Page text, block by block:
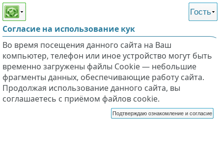
Этот сайт поддерживает
слабовидящих
Гость
Согласие на использование кук
Во время посещения данного сайта на Ваш
компьютер, телефон или иное устройство могут быть
временно загружены файлы Cookie — небольшие
фрагменты данных, обеспечивающие работу сайта.
Продолжая использование данного сайта, вы
соглашаетесь с приёмом файлов cookie.
Подтверждаю ознакомление и согласие